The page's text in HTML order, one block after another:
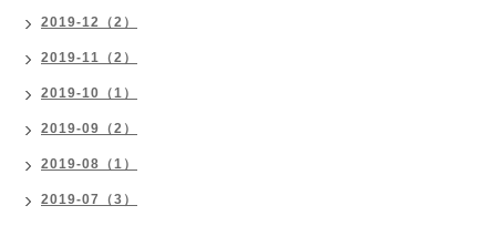
2019-12（2）
2019-11（2）
2019-10（1）
2019-09（2）
2019-08（1）
2019-07（3）